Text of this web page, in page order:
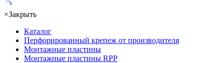
×Закрыть
Каталог
Перфорированный крепеж от производителя
Монтажные пластины
Монтажные пластины RPP